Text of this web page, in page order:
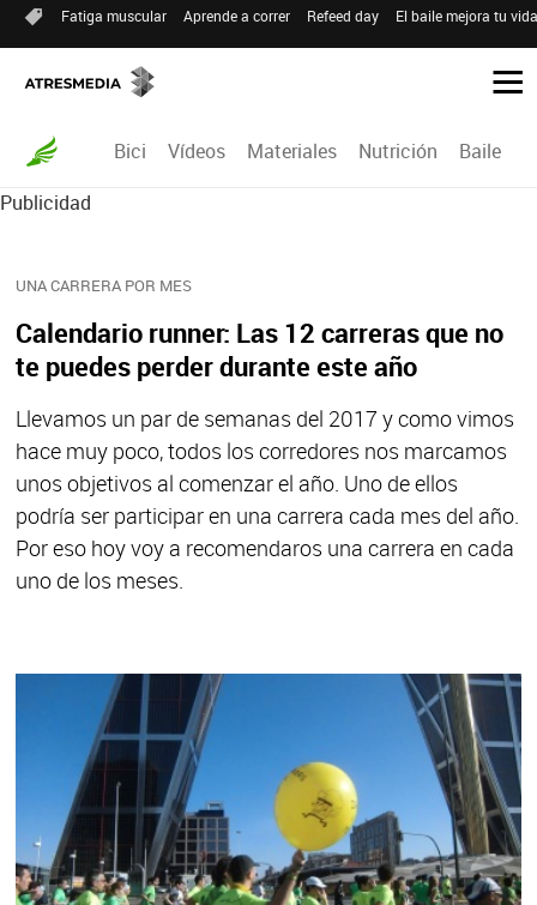
Fatiga muscular Aprende a correr Refeed day El baile mejora tu
Bici Vídeos Materiales Nutrición Baile
Publicidad
UNA CARRERA POR MES
Calendario runner: Las 12 carreras que no
te puedes perder durante este año
Llevamos un par de semanas del 2017 y como vimos
hace muy poco, todos los corredores nos marcamos
unos objetivos al comenzar el año. Uno de ellos
podría ser participar en una carrera cada mes del año.
Por eso hoy voy a recomendaros una carrera en cada
uno de los meses.